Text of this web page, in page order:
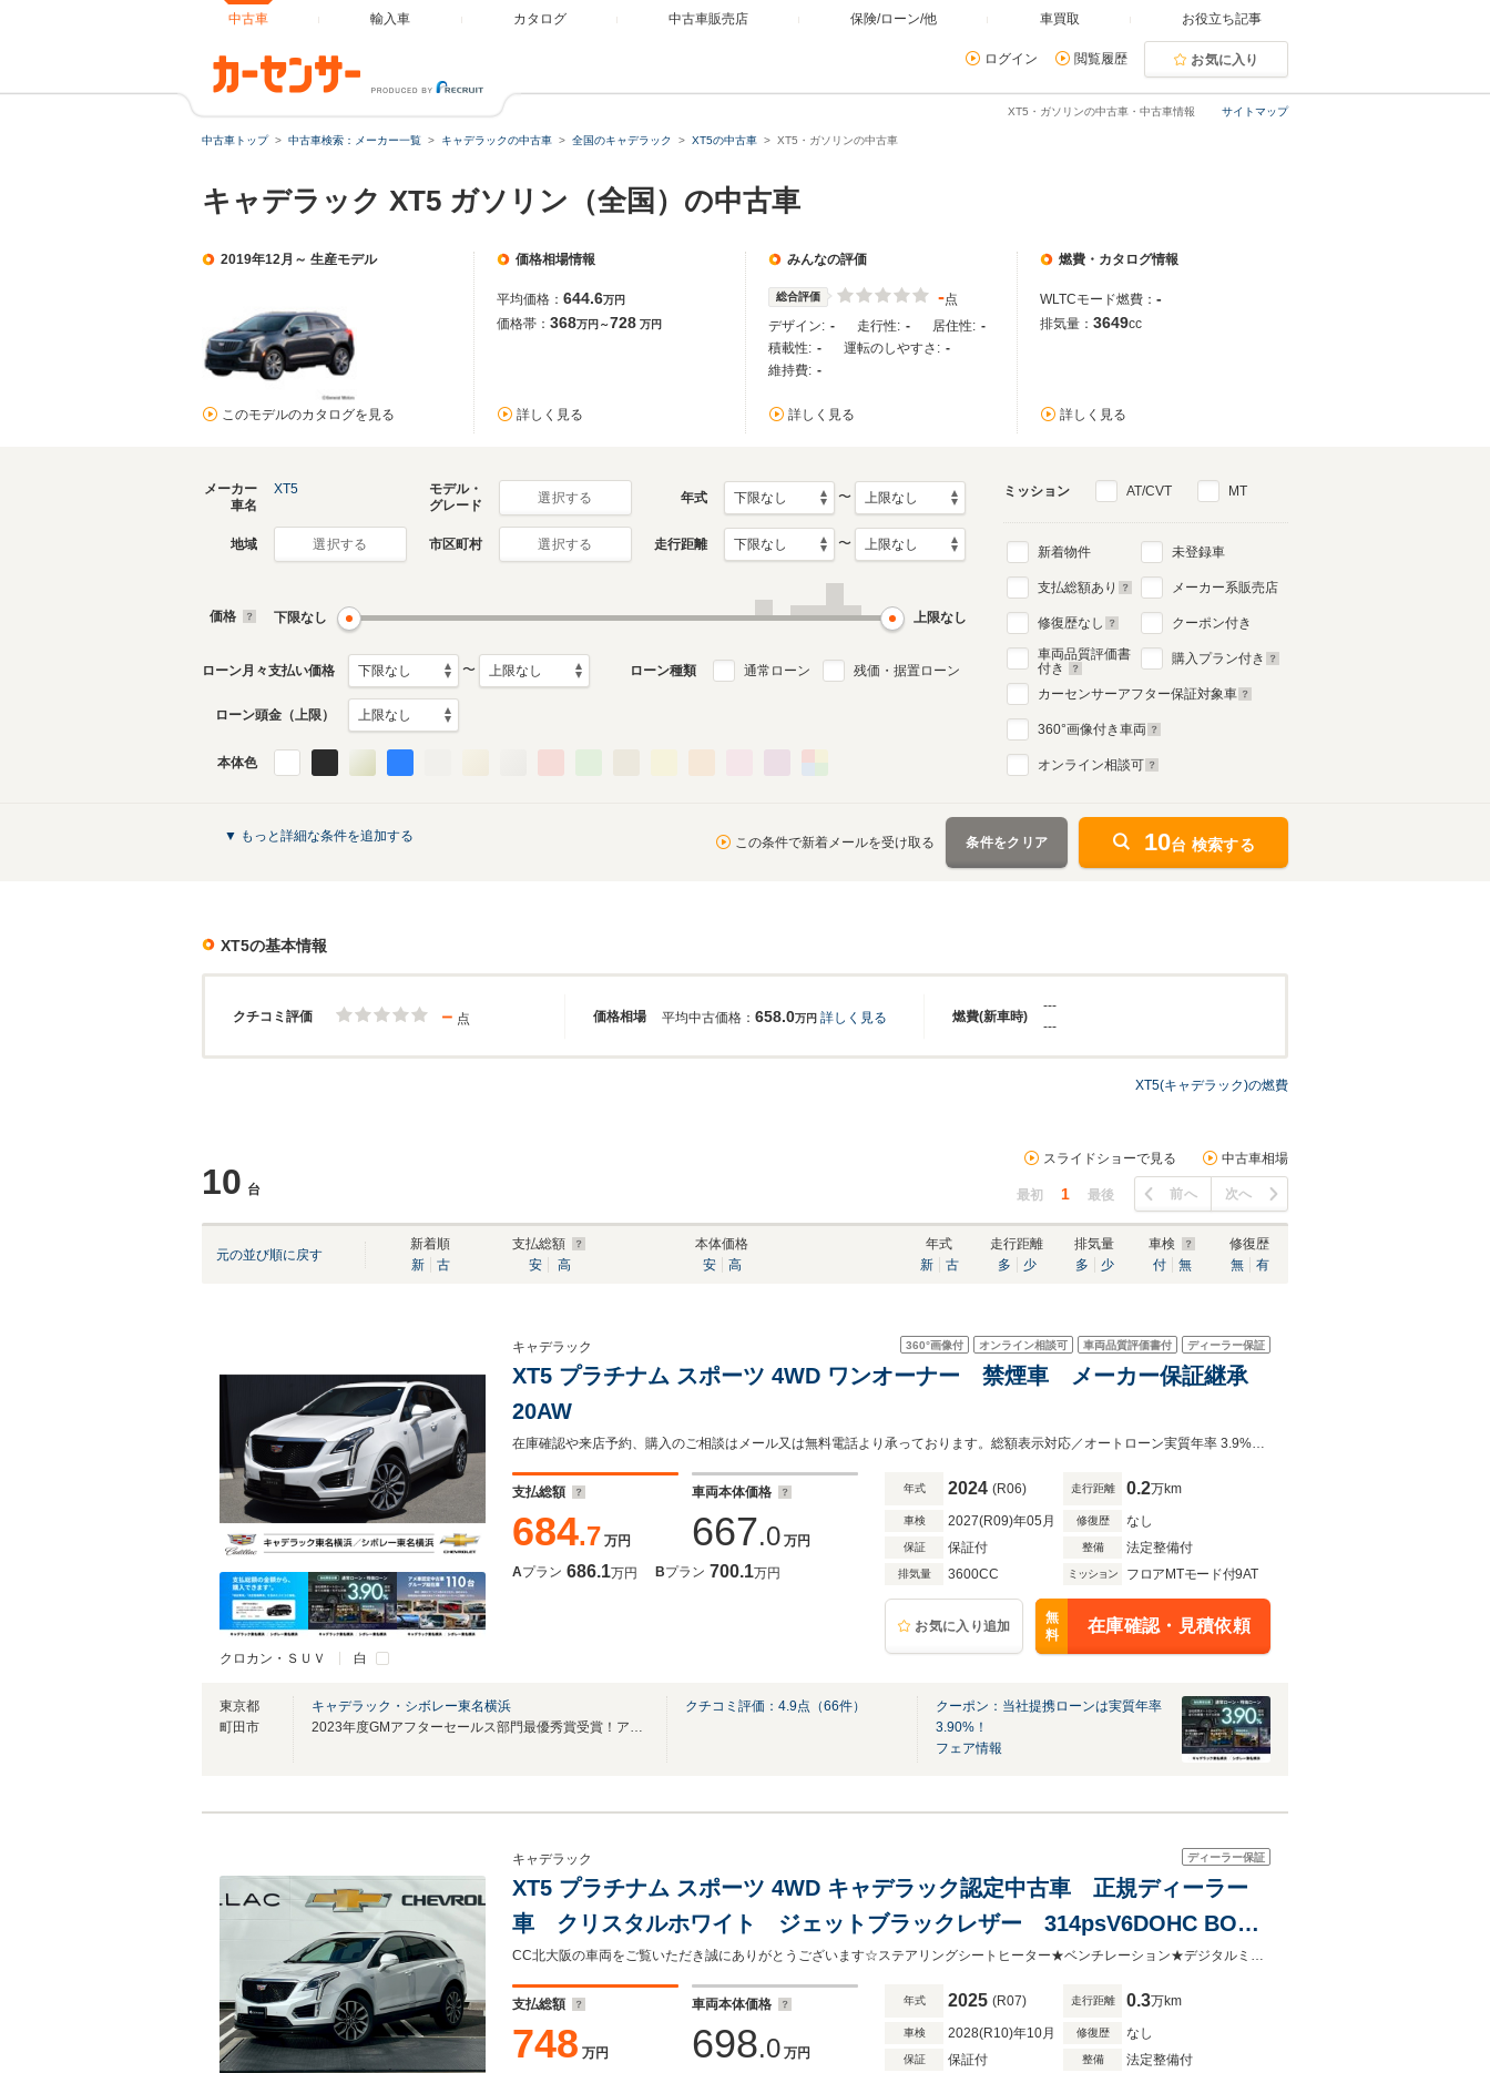
中古車 輸入車 カタログ 中古車販売店 保険/ローン/他 車買取 お役立ち記事
ログイン 閲覧履歴 お気に入り
サイトマップ
XT5・ガソリンの中古車・中古車情報
中古車トップ 中古車検索：メーカー一覧 キャデラックの中古車 全国のキャデラック XT5の中古車 XT5・ガソリンの中古車
キャデラック XT5 ガソリン（全国）の中古車
2019年12月～ 生産モデル
このモデルのカタログを見る
価格相場情報
平均価格： 644.6万円
価格帯： 368万円～728 万円
詳しく見る
みんなの評価
総合評価 -点
デザイン: - 走行性: - 居住性: -
積載性: - 運転のしやすさ: -
維持費: -
詳しく見る
燃費・カタログ情報
WLTCモード燃費： -
排気量： 3649cc
詳しく見る
メーカー
車名
XT5
モデル・
グレード
選択する 年式 〜
地域 選択する 市区町村 選択する 走行距離 〜
価格 下限なし 上限なし
ローン月々支払い価格 〜 ローン種類 通常ローン 残価・据置ローン
ローン頭金（上限）
本体色
ミッション AT/CVT MT
新着物件
支払総額あり
修復歴なし
車両品質評価書
付き
未登録車
メーカー系販売店
クーポン付き
購入プラン付き
カーセンサーアフター保証対象車
360°画像付き車両
オンライン相談可
▼ もっと詳細な条件を追加する この条件で新着メールを受け取る 条件をクリア 10台 検索する
XT5の基本情報
クチコミ評価 価格相場 燃費(新車時)
－ 点 平均中古価格： 658.0万円 詳しく見る
---
---
XT5(キャデラック)の燃費
10 台
スライドショーで見る 中古車相場
最初 1 最後 前へ 次へ
元の並び順に戻す
新着順
新
古
支払総額
安
高
本体価格
安
高
年式
新
古
走行距離
多
少
排気量
多
少
車検
付
無
修復歴
無
有
クロカン・ＳＵＶ 白
360°画像付 オンライン相談可 車両品質評価書付 ディーラー保証
キャデラック
XT5 プラチナム スポーツ 4WD ワンオーナー 禁煙車 メーカー保証継承
20AW
在庫確認や来店予約、購入のご相談はメール又は無料電話より承っております。総額表示対応／オートローン実質年率 3.9%／最長120回払まで設定可／メーカー保証又は販売店保証が無償付帯
支払総額
684.7 万円
車両本体価格
667.0 万円
Aプラン 686.1万円 Bプラン 700.1万円
年式 2024 (R06) 走行距離 0.2万km
車検 2027(R09)年05月 修復歴 なし
保証 保証付 整備 法定整備付
排気量 3600CC ミッション フロアMTモード付9AT
お気に入り追加
無
料
在庫確認・見積依頼
東京都
町田市
キャデラック・シボレー東名横浜
2023年度GMアフターセールス部門最優秀賞受賞！アフターケアも当店にお任せください
クチコミ評価： 4.9点（66件）
クーポン：当社提携ローンは実質年率
3.90%！
フェア情報
ディーラー保証
キャデラック
XT5 プラチナム スポーツ 4WD キャデラック認定中古車 正規ディーラー
車 クリスタルホワイト ジェットブラックレザー 314psV6DOHC BOSE
サウンド アダプティブクルーズ パノラマルーフ 衝突軽減ブレーキ レ
ーンアシスト 純正20AW
CC北大阪の車両をご覧いただき誠にありがとうございます☆ステアリングシートヒーター★ベンチレーション★デジタルミラー★ヘッドアップディスプレイ★ＥＴＣ
支払総額
748 万円
車両本体価格
698.0 万円
年式 2025 (R07) 走行距離 0.3万km
車検 2028(R10)年10月 修復歴 なし
保証 保証付 整備 法定整備付